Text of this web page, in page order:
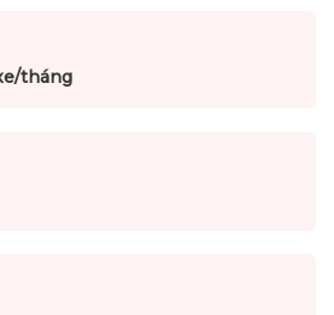
tháng